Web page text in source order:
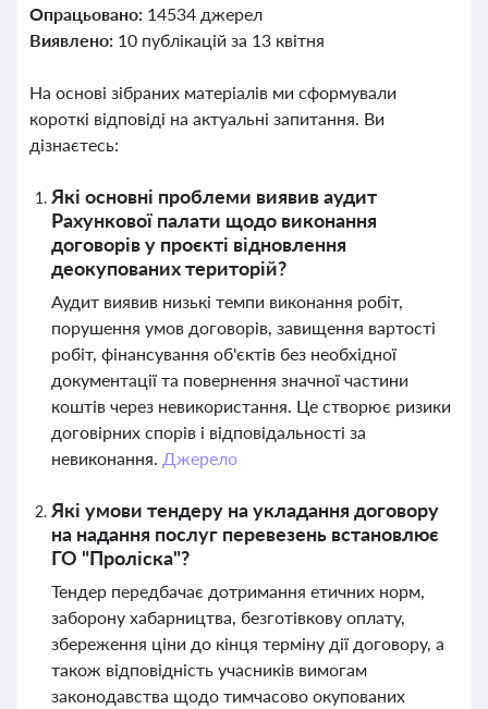
Опрацьовано: 14534 джерел
Виявлено: 10 публікацій за 13 квітня
На основі зібраних матеріалів ми сформували
короткі відповіді на актуальні запитання. Ви
дізнаєтесь:
Які основні проблеми виявив аудит
Рахункової палати щодо виконання
договорів у проєкті відновлення
деокупованих територій?
Аудит виявив низькі темпи виконання робіт,
порушення умов договорів, завищення вартості
робіт, фінансування об'єктів без необхідної
документації та повернення значної частини
коштів через невикористання. Це створює ризики
договірних спорів і відповідальності за
невиконання. Джерело
Які умови тендеру на укладання договору
на надання послуг перевезень встановлює
ГО "Проліска"?
Тендер передбачає дотримання етичних норм,
заборону хабарництва, безготівкову оплату,
збереження ціни до кінця терміну дії договору, а
також відповідність учасників вимогам
законодавства щодо тимчасово окупованих